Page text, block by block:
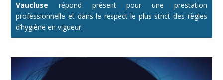
Vaucluse répond présent pour une prestation
professionnelle et dans le respect le plus strict des règles
d’hygiène en vigueur.